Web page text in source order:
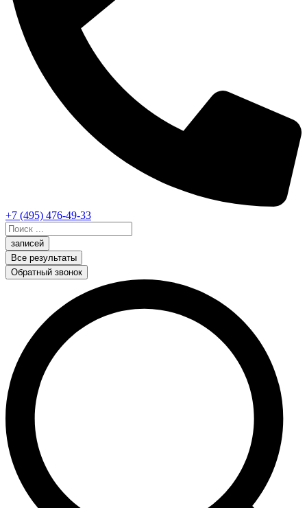
+7 (495) 476-49-33
Search
...записей
Все результаты
Обратный звонок